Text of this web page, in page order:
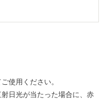
使用ください。
日光が当たった場合に、赤